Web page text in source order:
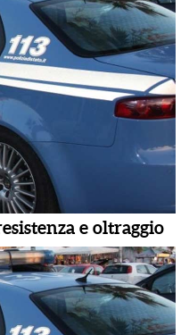
e oltraggio